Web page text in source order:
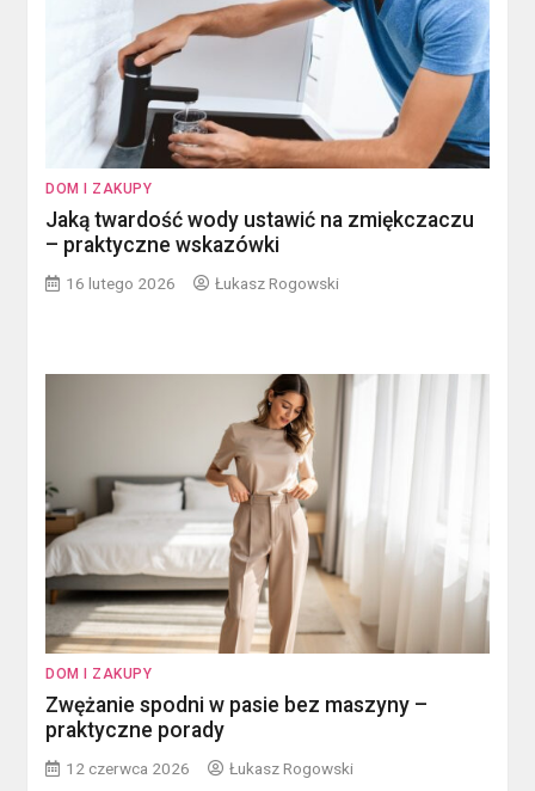
DOM I ZAKUPY
Jaką twardość wody ustawić na zmiękczaczu
– praktyczne wskazówki
16 lutego 2026 Łukasz Rogowski
DOM I ZAKUPY
Zwężanie spodni w pasie bez maszyny –
praktyczne porady
12 czerwca 2026 Łukasz Rogowski